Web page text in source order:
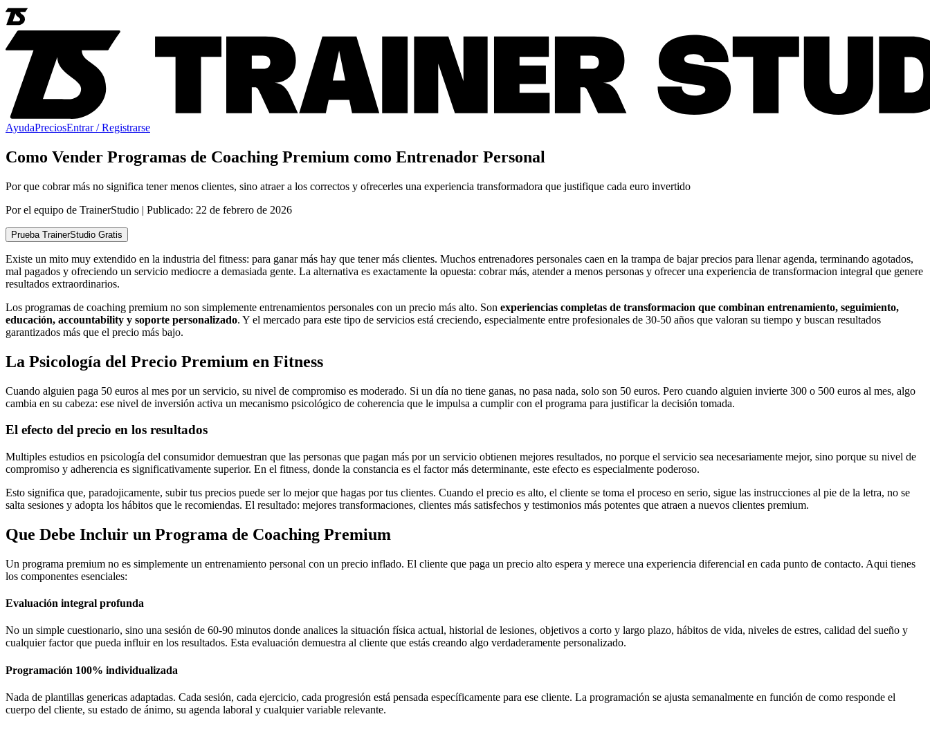
AyudaPreciosEntrar / Registrarse
Como Vender Programas de Coaching Premium como Entrenador Personal
Por que cobrar más no significa tener menos clientes, sino atraer a los correctos y ofrecerles una experiencia transformadora que justifique cada euro invertido
Por el equipo de TrainerStudio | Publicado: 22 de febrero de 2026
Prueba TrainerStudio Gratis
Existe un mito muy extendido en la industria del fitness: para ganar más hay que tener más clientes. Muchos entrenadores personales caen en la trampa de bajar precios para llenar agenda, terminando agotados,
mal pagados y ofreciendo un servicio mediocre a demasiada gente. La alternativa es exactamente la opuesta: cobrar más, atender a menos personas y ofrecer una experiencia de transformacion integral que genere
resultados extraordinarios.
Los programas de coaching premium no son simplemente entrenamientos personales con un precio más alto. Son experiencias completas de transformacion que combinan entrenamiento, seguimiento,
educación, accountability y soporte personalizado. Y el mercado para este tipo de servicios está creciendo, especialmente entre profesionales de 30-50 años que valoran su tiempo y buscan resultados
garantizados más que el precio más bajo.
La Psicología del Precio Premium en Fitness
Cuando alguien paga 50 euros al mes por un servicio, su nivel de compromiso es moderado. Si un día no tiene ganas, no pasa nada, solo son 50 euros. Pero cuando alguien invierte 300 o 500 euros al mes, algo
cambia en su cabeza: ese nivel de inversión activa un mecanismo psicológico de coherencia que le impulsa a cumplir con el programa para justificar la decisión tomada.
El efecto del precio en los resultados
Multiples estudios en psicología del consumidor demuestran que las personas que pagan más por un servicio obtienen mejores resultados, no porque el servicio sea necesariamente mejor, sino porque su nivel de
compromiso y adherencia es significativamente superior. En el fitness, donde la constancia es el factor más determinante, este efecto es especialmente poderoso.
Esto significa que, paradojicamente, subir tus precios puede ser lo mejor que hagas por tus clientes. Cuando el precio es alto, el cliente se toma el proceso en serio, sigue las instrucciones al pie de la letra, no se
salta sesiones y adopta los hábitos que le recomiendas. El resultado: mejores transformaciones, clientes más satisfechos y testimonios más potentes que atraen a nuevos clientes premium.
Que Debe Incluir un Programa de Coaching Premium
Un programa premium no es simplemente un entrenamiento personal con un precio inflado. El cliente que paga un precio alto espera y merece una experiencia diferencial en cada punto de contacto. Aqui tienes
los componentes esenciales:
Evaluación integral profunda
No un simple cuestionario, sino una sesión de 60-90 minutos donde analices la situación física actual, historial de lesiones, objetivos a corto y largo plazo, hábitos de vida, niveles de estres, calidad del sueño y
cualquier factor que pueda influir en los resultados. Esta evaluación demuestra al cliente que estás creando algo verdaderamente personalizado.
Programación 100% individualizada
Nada de plantillas genericas adaptadas. Cada sesión, cada ejercicio, cada progresión está pensada específicamente para ese cliente. La programación se ajusta semanalmente en función de como responde el
cuerpo del cliente, su estado de ánimo, su agenda laboral y cualquier variable relevante.